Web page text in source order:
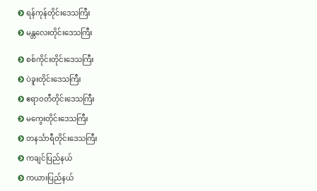
ရန်ကုန်တိုင်းဒေသကြီး
မန္တလေးတိုင်းဒေသကြီး
စစ်ကိုင်းတိုင်းဒေသကြီး
ပဲခူးတိုင်းဒေသကြီး
ဧရာ၀တီတိုင်းဒေသကြီး
မကွေးတိုင်းဒေသကြီး
တနင်္သာရီတိုင်းဒေသကြီး
ကချင်ပြည်နယ်
ကယားပြည်နယ်